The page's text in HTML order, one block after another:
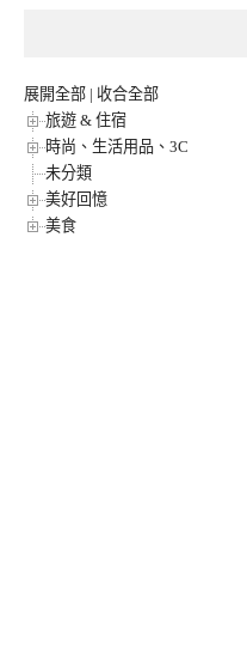
展開全部 | 收合全部
旅遊 & 住宿
時尚、生活用品、3C
未分類
美好回憶
美食